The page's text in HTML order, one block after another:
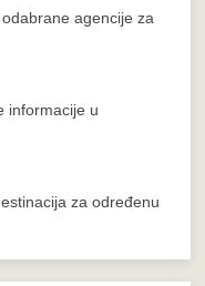
agencije za
informacije u
za određenu